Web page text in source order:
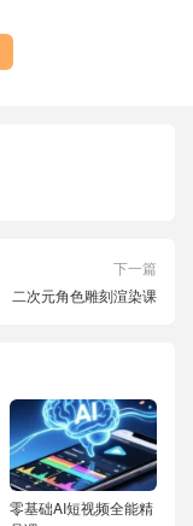
下一篇
二次元角色雕刻渲染课
零基础AI短视频全能精